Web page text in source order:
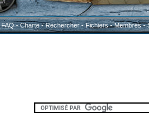
FAQ-Charte-Rechercher-Fichiers-Membres-